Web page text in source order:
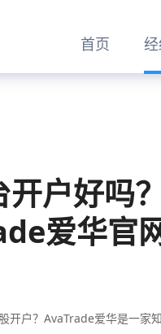
首页
户好吗
爱华官
开户？AvaTrade爱华是一家